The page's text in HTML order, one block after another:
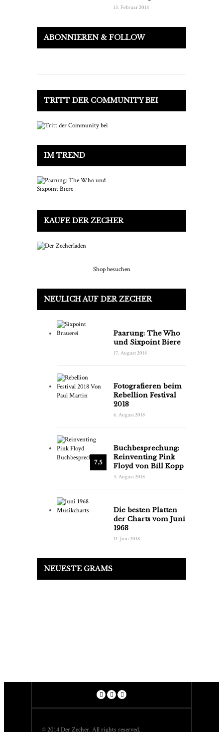
13. Februar 2018
ABONNIEREN & FOLLOW
TRITT DER COMMUNITY BEI
IM TREND
KAUFE DER ZECHER
Shop besuchen
NEULICH AUF DER ZECHER
Paarung: The Who
und Sixpoint Biere
17. August 2018
Fotografieren beim
Rebellion Festival
2018
6. August 2018
7.5
Buchbesprechung:
Reinventing Pink
Floyd von Bill Kopp
3. August 2018
Die besten Platten
der Charts vom Juni
1968
11. Juni 2018
NEUESTE GRAMS
© 2014 Der Zecher. All rights reserved.